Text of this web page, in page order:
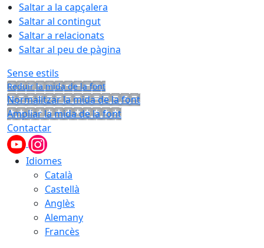
Saltar a la capçalera
Saltar al contingut
Saltar a relacionats
Saltar al peu de pàgina
Sense estils
Reduir la mida de la font
Normalitzar la mida de la font
Ampliar la mida de la font
Contactar
Idiomes
Català
Castellà
Anglès
Alemany
Francès